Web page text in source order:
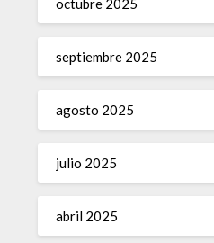
septiembre 2025
agosto 2025
julio 2025
abril 2025